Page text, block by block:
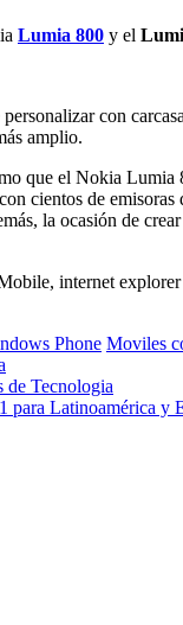
Lumia 800 y el
con
amplio.
que el Nokia Lumia
cientos de emisoras
la ocasión de
internet explorer
Phone Moviles
de Tecnologia
para Latinoamérica y